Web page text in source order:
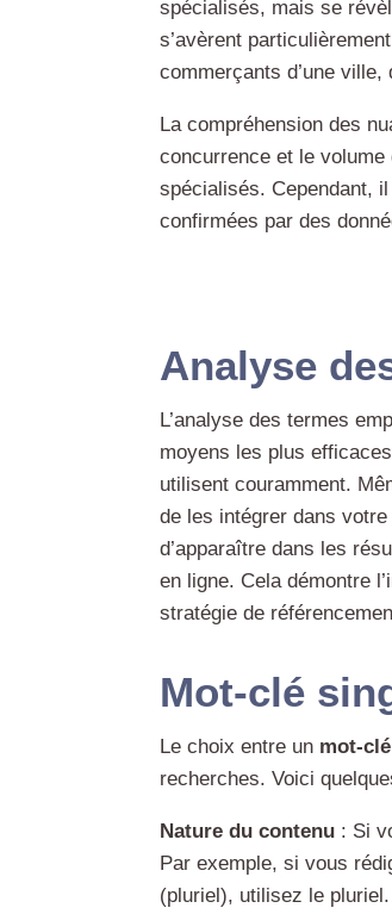
spécialisés, mais se
s’avèrent
commerçants d’une ville,
La compréhension des
concurrence et le
spécialisés. Cependant,
confirmées par des
Analyse
L’analyse des termes
moyens les plus
utilisent couramment.
de les intégrer dans
d’apparaître dans les
en ligne. Cela démontre
stratégie de
Mot-clé
Le choix entre un mot-clé
recherches. Voici
Nature du contenu : Si
Par exemple, si vous
(pluriel), utilisez le